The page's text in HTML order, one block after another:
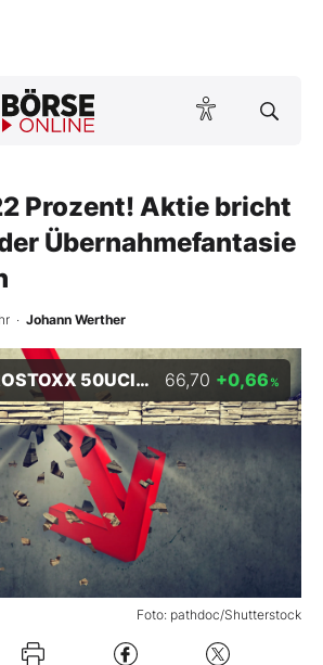
Prozent! Aktie bricht
Übernahmefantasie
· Johann Werther
Foto: pathdoc/Shutterstock
50UCITS ETF (DE) 66,70 +0,66 %